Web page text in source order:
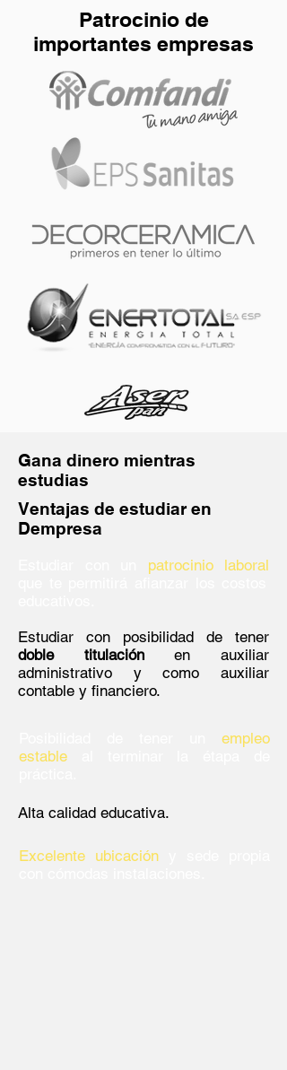
Patrocinio de
importantes empresas
Gana dinero mientras
estudias
Ventajas de estudiar en
Dempresa
patrocinio laboral
Estudiar con posibilidad de tener
doble titulaciónen auxiliar
administrativo y como auxiliar
contable y financiero.
empleo
estable
Alta calidad educativa.
Excelente ubicación